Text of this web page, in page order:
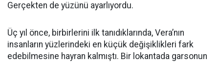
Gerçekten de yüzünü ayarlıyordu.
Üç yıl önce, birbirlerini ilk tanıdıklarında, Vera’nın
insanların yüzlerindeki en küçük değişiklikleri fark
edebilmesine hayran kalmıştı. Bir lokantada garsonun